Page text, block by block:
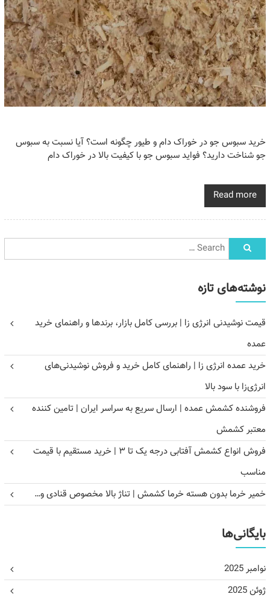
خرید سبوس جو در خوراک دام و طیور چگونه است؟ آیا نسبت به سبوس
جو شناخت دارید؟ فواید سبوس جو با کیفیت بالا در خوراک دام
Read more
نوشته‌های تازه
قیمت نوشیدنی انرژی زا | بررسی کامل بازار، برندها و راهنمای خرید
عمده
خرید عمده انرژی زا | راهنمای کامل خرید و فروش نوشیدنی‌های
انرژی‌زا با سود بالا
فروشنده کشمش عمده | ارسال سریع به سراسر ایران | تامین کننده
معتبر کشمش
فروش انواع کشمش آفتابی درجه یک تا ۳ | خرید مستقیم با قیمت
مناسب
خمیر خرما بدون هسته خرما کشمش | تناژ بالا مخصوص قنادی و…
بایگانی‌ها
نوامبر 2025
ژوئن 2025